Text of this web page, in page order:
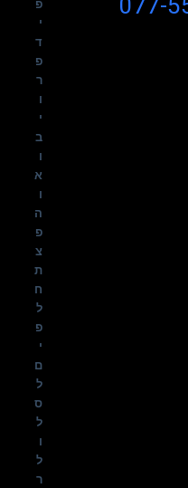
פ
י
ד
פ
ר
ו
י
ב
ו
א
ו
ה
פ
צ
ת
ח
ל
פ
י
ם
ל
ס
ל
ו
ל
ר